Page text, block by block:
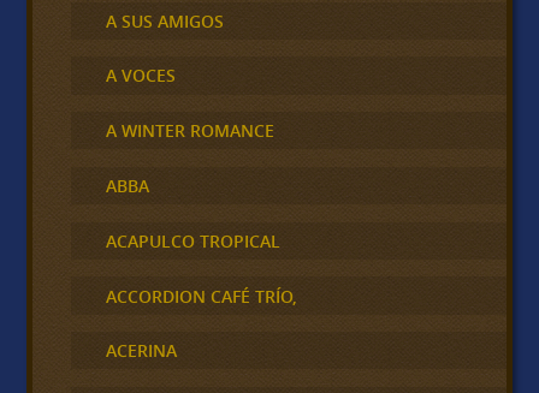
A SUS AMIGOS
A VOCES
A WINTER ROMANCE
ABBA
ACAPULCO TROPICAL
ACCORDION CAFÉ TRÍO,
ACERINA